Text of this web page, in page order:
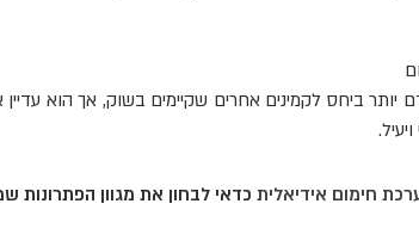
יותר ביחס לקמינים אחרים שקיימים בשוק, אך הוא עדיין
חימום אידיאלית כדאי לבחון את מגוון הפתרונות